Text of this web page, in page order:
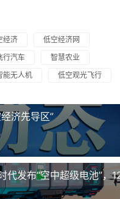
经济
低空经济网
行汽车
智慧农业
能无人机 低空观光飞行
济先导区”
代发布“空中超级电池”，